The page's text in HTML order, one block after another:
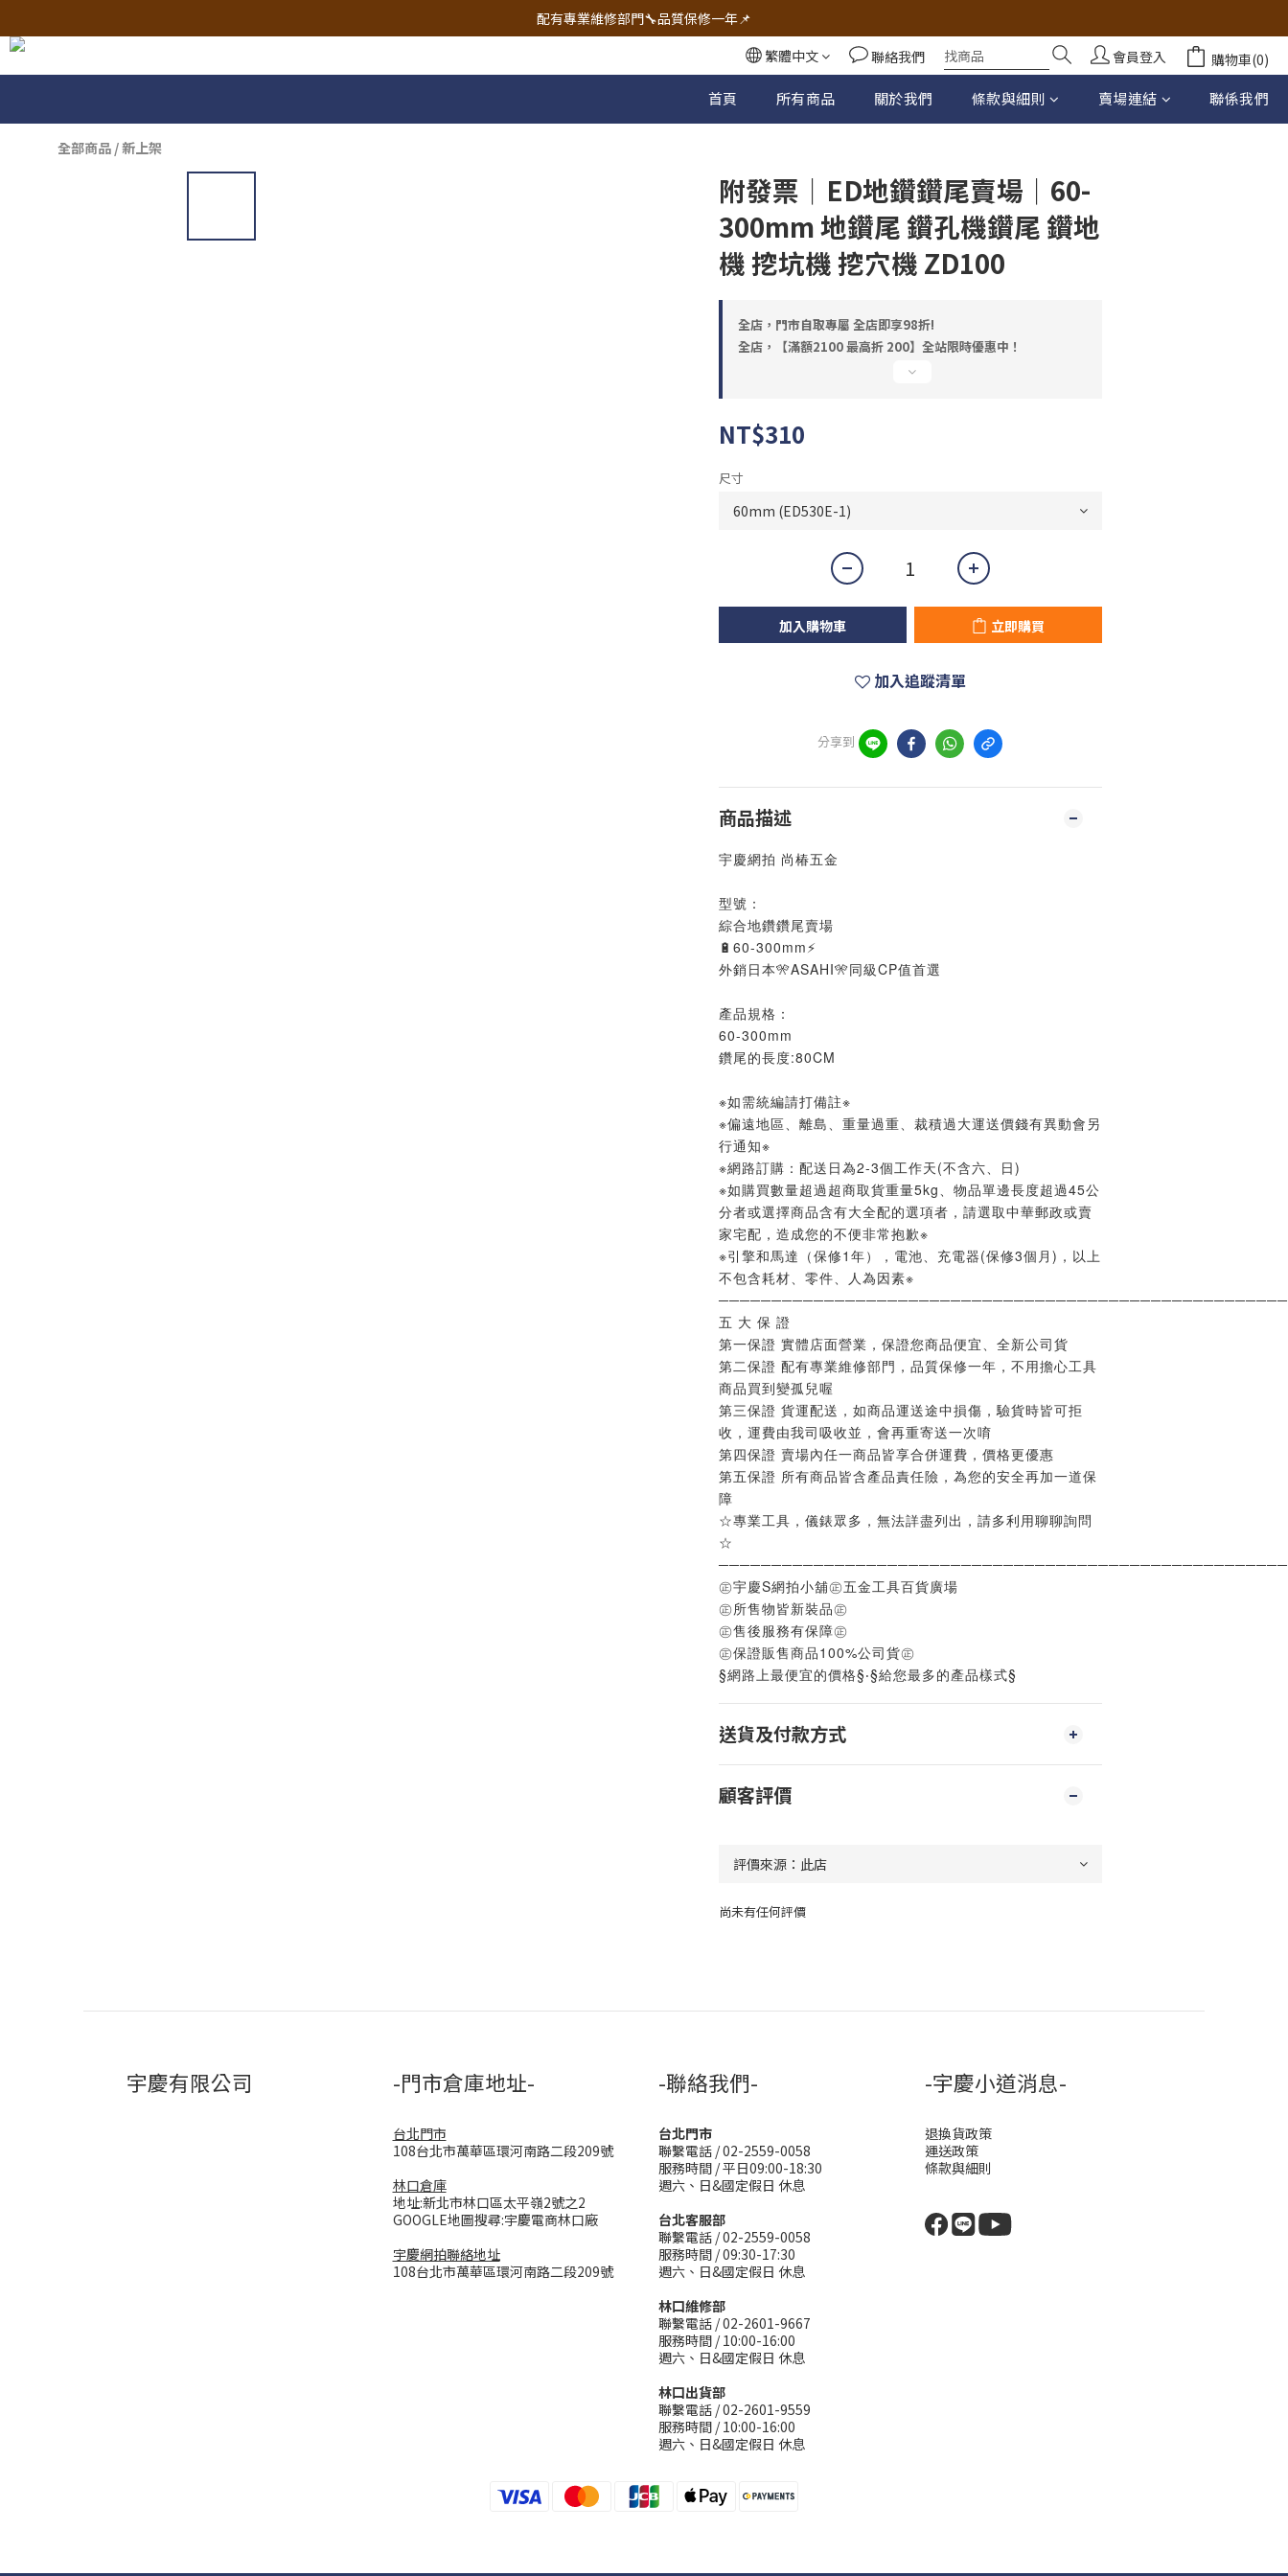
🔧電動工具&五金唯一首選 宇慶五金網拍🔧
配有專業維修部門🔧品質保修一年📌
🔧電動工具&五金唯一首選 宇慶五金網拍🔧繁體中文 聯絡我們 會員登入 購物車(0)
首頁 所有商品 關於我們 條款與細則 賣場連結 聯係我們
全部商品 /新上架
附發票｜ED地鑽鑽尾賣場｜60-
300mm 地鑽尾 鑽孔機鑽尾 鑽地
機 挖坑機 挖穴機 ZD100
全店，門市自取專屬 全店即享98折!
全店，【滿額2100 最高折 200】全站限時優惠中！
NT$310
尺寸
加入購物車 立即購買
加入追蹤清單
分享到
商品描述
宇慶網拍 尚椿五金
型號：
綜合地鑽鑽尾賣場
🔋60-300mm⚡
外銷日本🎌ASAHI🎌同級CP值首選
產品規格：
60-300mm
鑽尾的長度:80CM
※如需統編請打備註※
※偏遠地區、離島、重量過重、裁積過大運送價錢有異動會另
行通知※
※網路訂購：配送日為2-3個工作天(不含六、日)
※如購買數量超過超商取貨重量5kg、物品單邊長度超過45公
分者或選擇商品含有大全配的選項者，請選取中華郵政或賣
家宅配，造成您的不便非常抱歉※
※引擎和馬達（保修1年），電池、充電器(保修3個月)，以上
不包含耗材、零件、人為因素※
五 大 保 證
第一保證 實體店面營業，保證您商品便宜、全新公司貨
第二保證 配有專業維修部門，品質保修一年，不用擔心工具
商品買到變孤兒喔
第三保證 貨運配送，如商品運送途中損傷，驗貨時皆可拒
收，運費由我司吸收並，會再重寄送一次唷
第四保證 賣場內任一商品皆享合併運費，價格更優惠
第五保證 所有商品皆含產品責任險，為您的安全再加一道保
障
☆專業工具，儀錶眾多，無法詳盡列出，請多利用聊聊詢問
☆
㊣宇慶S網拍小舖㊣五金工具百貨廣場
㊣所售物皆新裝品㊣
㊣售後服務有保障㊣
㊣保證販售商品100%公司貨㊣
§網路上最便宜的價格§‧§給您最多的產品樣式§
送貨及付款方式
顧客評價
尚未有任何評價
立即購買
宇慶有限公司 -門市倉庫地址-
台北門市
108台北市萬華區環河南路二段209號
林口倉庫
地址:新北市林口區太平嶺2號之2
GOOGLE地圖搜尋:宇慶電商林口廠
宇慶網拍聯絡地址
108台北市萬華區環河南路二段209號
-聯絡我們-
台北門市
聯繫電話 / 02-2559-0058
服務時間 / 平日09:00-18:30
週六、日&國定假日 休息
台北客服部
聯繫電話 / 02-2559-0058
服務時間 / 09:30-17:30
週六、日&國定假日 休息
林口維修部
聯繫電話 / 02-2601-9667
服務時間 / 10:00-16:00
週六、日&國定假日 休息
林口出貨部
聯繫電話 / 02-2601-9559
服務時間 / 10:00-16:00
週六、日&國定假日 休息
-宇慶小道消息-
退換貨政策
運送政策
條款與細則